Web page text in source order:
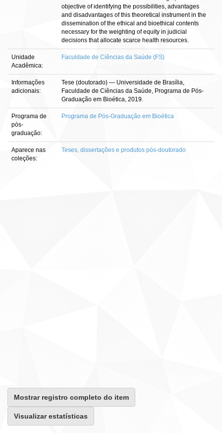
objective of identifying the possibilities, advantages
and disadvantages of this theoretical instrument in the
dissemination of the ethical and bioethical contents
necessary for the weighting of equity in judicial
decisions that allocate scarce health resources.
Unidade
Acadêmica:
Faculdade de Ciências da Saúde (FS)
Informações
adicionais:
Tese (doutorado) — Universidade de Brasília,
Faculdade de Ciências da Saúde, Programa de Pós-
Graduação em Bioética, 2019.
Programa de
pós-
graduação:
Programa de Pós-Graduação em Bioética
Aparece nas
coleções:
Teses, dissertações e produtos pós-doutorado
Mostrar registro completo do item
Visualizar estatísticas